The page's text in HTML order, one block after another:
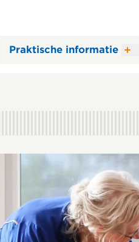
Praktische informatie